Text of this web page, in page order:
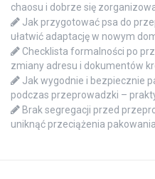
chaosu i dobrze się
Jak przygotować psa do
ułatwić adaptację w nowym
Checklista formalności po
zmiany adresu i dokumentów
Jak wygodnie i bezpiecznie
podczas przeprowadzki –
Brak segregacji przed
uniknąć przeciążenia pakowania